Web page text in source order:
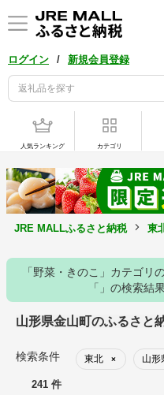
ログイン / 新規会員登録
人気ランキング カテゴリ
JRE MALLふるさと納税 東
「野菜・きのこ」カテゴリ
「」の検索結
山形県金山町のふるさと
検索条件 東北 × 山形
241 件